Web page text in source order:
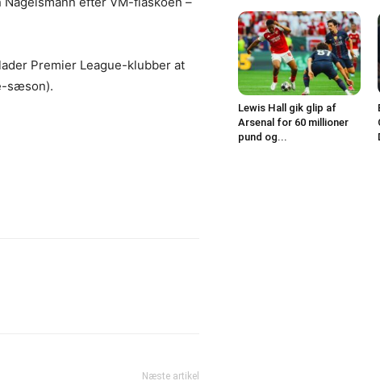
Premier League-klubber at
sæson).
Næste artikel
Lewis Hall gik glip af
Arsenal for 60 millioner
pund og...